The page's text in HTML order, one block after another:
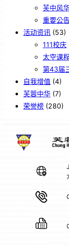
芙中风
重要公
活动资讯 (53)
111校庆
太空课程
第43届
自我增值 (4)
芙蓉中华 (7)
荣誉榜 (280)